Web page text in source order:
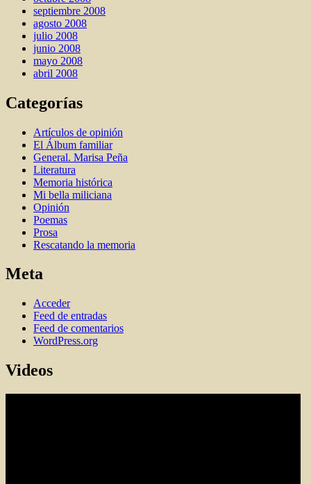
septiembre 2008
agosto 2008
julio 2008
junio 2008
mayo 2008
abril 2008
Categorías
Artí­culos de opinión
El Álbum familiar
General. Marisa Peña
Literatura
Memoria histórica
Mi bella miliciana
Opinión
Poemas
Prosa
Rescatando la memoria
Meta
Acceder
Feed de entradas
Feed de comentarios
WordPress.org
Videos